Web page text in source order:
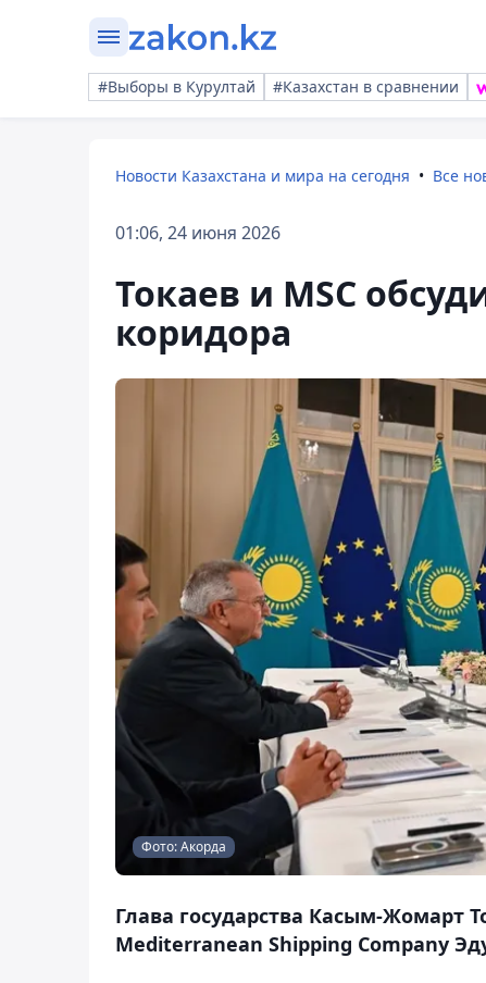
#Выборы в Курултай #Казахстан в сравнении
Новости Казахстана и мира на сегодня Все
01:06, 24 июня 2026
Токаев и MSC
коридора
Фото: Акорда
Глава государства Касым-Жомарт
Mediterranean Shipping Company